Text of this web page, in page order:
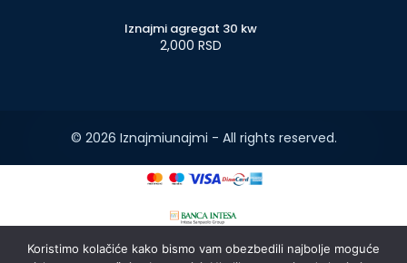
Iznajmi agregat 30 kw
2,000 RSD
© 2026 Iznajmiunajmi - All rights reserved.
Koristimo kolačiće kako bismo vam obezbedili najbolje moguće